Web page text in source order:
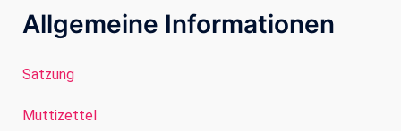
Allgemeine Informationen
Satzung
Muttizettel